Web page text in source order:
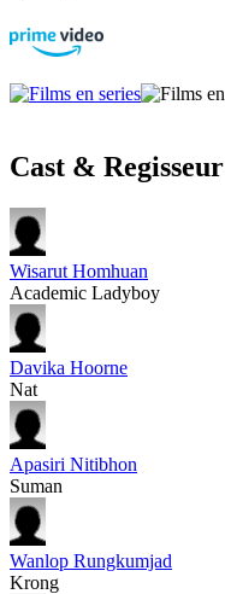
Cast & Regisseur
Wisarut Homhuan
Academic Ladyboy
Davika Hoorne
Nat
Apasiri Nitibhon
Suman
Wanlop Rungkumjad
Krong